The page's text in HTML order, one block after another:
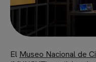
El Museo Nacional de